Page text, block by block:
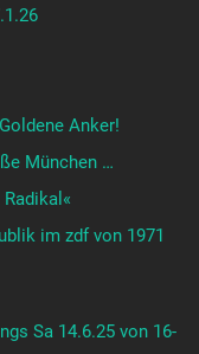
Anker!
München …
im zdf von 1971
Sa 14.6.25 von 16-